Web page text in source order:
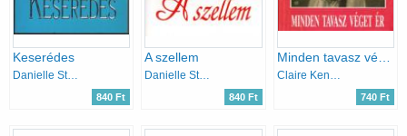
Keserédes
Danielle Steel
840 Ft
A szellem
Danielle Steel
840 Ft
Minden tavasz véget ér
740 Ft